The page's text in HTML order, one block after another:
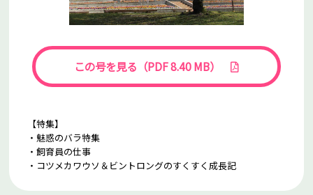
この号を見る（PDF 8.40 MB）
【特集】
・魅惑のバラ特集
・飼育員の仕事
・コツメカワウソ＆ビントロングのすくすく成長記